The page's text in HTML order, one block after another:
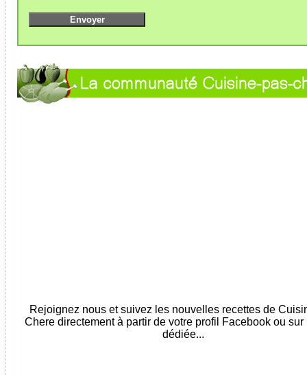
Rejoignez nous et suivez les nouvelles recettes de
Chere directement à partir de votre profil Facebook ou sur
dédiée...